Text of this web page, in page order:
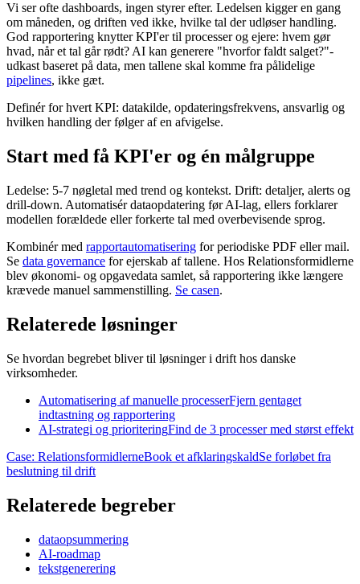
Vi ser ofte dashboards, ingen styrer efter. Ledelsen kigger en gang
om måneden, og driften ved ikke, hvilke tal der udløser handling.
God rapportering knytter KPI'er til processer og ejere: hvem gør
hvad, når et tal går rødt? AI kan generere "hvorfor faldt salget?"-
udkast baseret på data, men tallene skal komme fra pålidelige
pipelines, ikke gæt.
Definér for hvert KPI: datakilde, opdateringsfrekvens, ansvarlig og
hvilken handling der følger af en afvigelse.
Start med få KPI'er og én målgruppe
Ledelse: 5-7 nøgletal med trend og kontekst. Drift: detaljer, alerts og
drill-down. Automatisér dataopdatering før AI-lag, ellers forklarer
modellen forældede eller forkerte tal med overbevisende sprog.
Kombinér med rapportautomatisering for periodiske PDF eller mail.
Se data governance for ejerskab af tallene. Hos Relationsformidlerne
blev økonomi- og opgavedata samlet, så rapportering ikke længere
krævede manuel sammenstilling. Se casen.
Relaterede løsninger
Se hvordan begrebet bliver til løsninger i drift hos danske
virksomheder.
Automatisering af manuelle processerFjern gentaget
indtastning og rapportering
AI-strategi og prioriteringFind de 3 processer med størst effekt
Case: RelationsformidlerneBook et afklaringskaldSe forløbet fra
beslutning til drift
Relaterede begreber
dataopsummering
AI-roadmap
tekstgenerering